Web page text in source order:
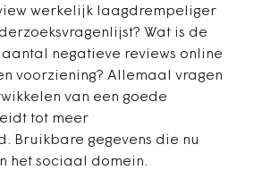
werkelijk laagdrempeliger
Wat is de
negatieve reviews online
voorziening? Allemaal vragen
van een goede
tot meer
Bruikbare gegevens die nu
het sociaal domein.